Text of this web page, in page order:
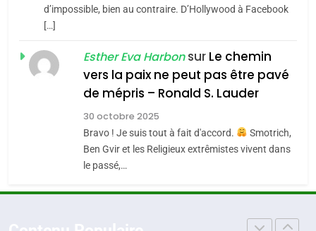
Accords d’Isaac:
l’alliance pourrait
s’étendre à 13 pays
d’Amérique latine
ISRAÉL JUDAISME
2025, l’année la plus
meurtrière selon le
d’impossible, bien au contraire. D’Hollywood à Facebook
[…]
Esther Eva Harbonsur Le chemin
vers la paix ne peut pas être pavé
de mépris – Ronald S. Lauder
30 octobre 2025
Bravo ! Je suis tout à fait d'accord.
Smotrich,
Ben Gvir et les Religieux extrêmistes vivent dans
le passé,…
CE QUI NOUS MANQUE –
JUDAISME
Maroc : Les amandes de
Tafraout, le miel de Tadla
Azilal consacrés produits
du terroir
DAFINA MAROC
Oeil ravageur – Vanessa De